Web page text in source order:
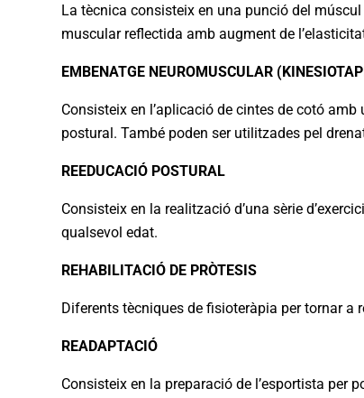
La tècnica consisteix en una punció del
muscular reflectida amb augment de
EMBENATGE NEUROMUSCULAR
Consisteix en l’aplicació de cintes de cotó
postural. També poden ser utilitzades pel
REEDUCACIÓ POSTURAL
Consisteix en la realització d’una sèrie
qualsevol edat.
REHABILITACIÓ DE PRÒTESIS
Diferents tècniques de fisioteràpia per tornar
READAPTACIÓ
Consisteix en la preparació de l’esportista per